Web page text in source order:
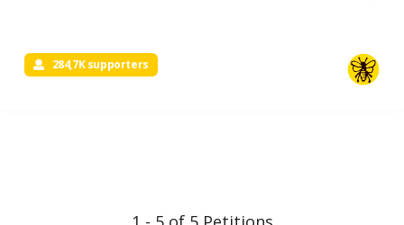
284,7K supporters